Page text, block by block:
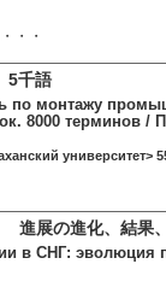
・・
5千語
по монтажу
8000 терминов /
университет>
進展の進化、結
в СНГ: